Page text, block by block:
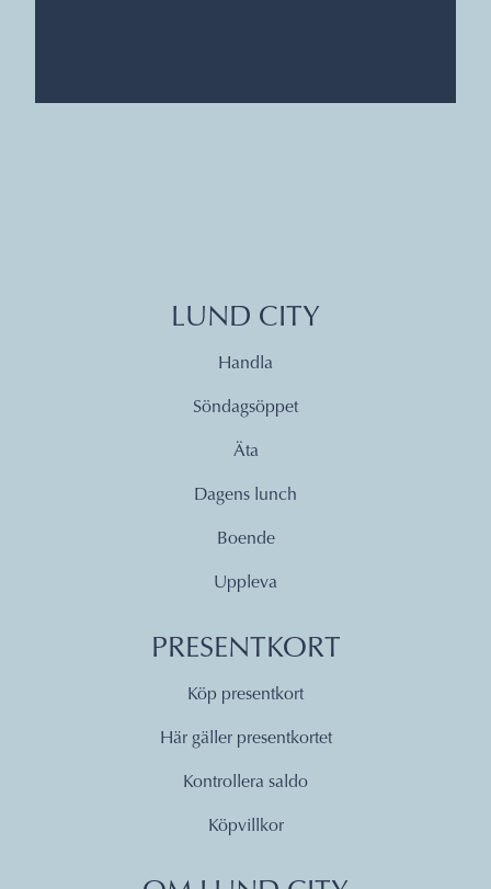
LUND CITY
Handla
Söndagsöppet
Äta
Dagens lunch
Boende
Uppleva
PRESENTKORT
Köp presentkort
Här gäller presentkortet
Kontrollera saldo
Köpvillkor